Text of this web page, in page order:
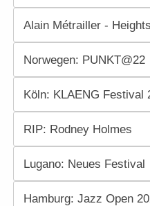
Alain Métrailler -
Norwegen: PUNKT@22
Köln: KLAENG Festival
RIP: Rodney Holmes
Lugano: Neues Festival
Hamburg: Jazz Open